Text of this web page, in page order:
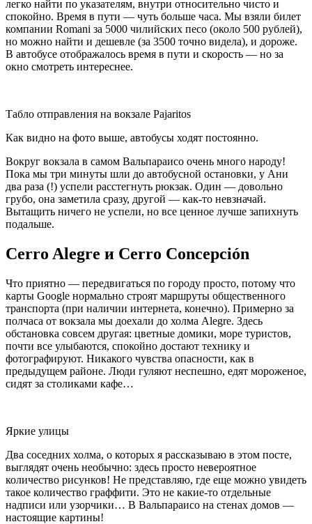
легко найти по указателям, внутри относительно чисто и
спокойно. Время в пути — чуть больше часа. Мы взяли билет
компании Romani за 5000 чилийских песо (около 500 рублей),
но можно найти и дешевле (за 3500 точно видела), и дороже.
В автобусе отображалось время в пути и скорость — но за
окно смотреть интереснее.
Табло отправления на вокзале Pajaritos
Как видно на фото выше, автобусы ходят постоянно.
Вокруг вокзала в самом Вальпараисо очень много народу!
Пока мы три минуты шли до автобусной остановки, у Ани
два раза (!) успели расстегнуть рюкзак. Один — довольно
грубо, она заметила сразу, другой — как-то невзначай.
Вытащить ничего не успели, но все ценное лучше запихнуть
подальше.
Cerro Alegre и Cerro Concepción
Что приятно — передвигаться по городу просто, потому что
карты Google нормально строят маршруты общественного
транспорта (при наличии интернета, конечно). Примерно за
полчаса от вокзала мы доехали до холма Alegre. Здесь
обстановка совсем другая: цветные домики, море туристов,
почти все улыбаются, спокойно достают технику и
фотографируют. Никакого чувства опасности, как в
предыдущем районе. Люди гуляют неспешно, едят мороженое,
сидят за столиками кафе…
Яркие улицы
Два соседних холма, о которых я рассказываю в этом посте,
выглядят очень необычно: здесь просто невероятное
количество рисунков! Не представляю, где еще можно увидеть
такое количество граффити. Это не какие-то отдельные
надписи или узорчики… В Вальпараисо на стенах домов —
настоящие картины!